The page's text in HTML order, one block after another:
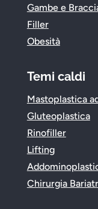
Gambe e
Filler
Obesità
Temi caldi
Mastoplastica
Gluteoplastica
Rinofiller
Lifting
Chirurgia